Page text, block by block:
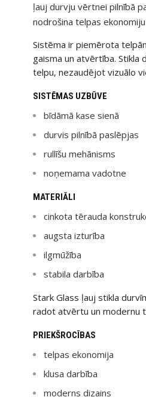
ļauj durvju vērtnei pilnībā
nodrošina telpas
Sistēma ir piemērota
gaisma un atvērtība. Stikla
telpu, nezaudējot vizuālo
SISTĒMAS UZBŪVE
bīdāmā kase sienā
durvis pilnībā paslēpjas
rullīšu mehānisms
noņemama vadotne
MATERIĀLI
cinkota tērauda
augsta izturība
ilgmūžība
stabila darbība
Stark Glass ļauj stikla
radot atvērtu un modernu
PRIEKŠROCĪBAS
telpas ekonomija
klusa darbība
moderns dizains